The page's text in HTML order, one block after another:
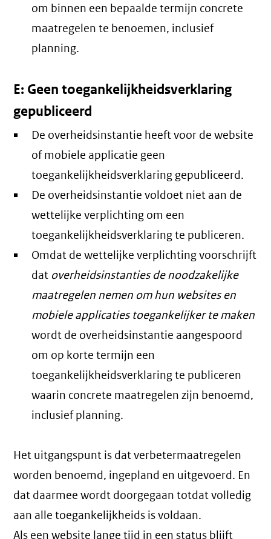
om binnen een bepaalde termijn concrete
maatregelen te benoemen, inclusief
planning.
E: Geen toegankelijkheidsverklaring
gepubliceerd
De overheidsinstantie heeft voor de website
of mobiele applicatie geen
toegankelijkheidsverklaring gepubliceerd.
De overheidsinstantie voldoet niet aan de
wettelijke verplichting om een
toegankelijkheidsverklaring te publiceren.
Omdat de wettelijke verplichting voorschrijft
dat overheidsinstanties de noodzakelijke
maatregelen nemen om hun websites en
mobiele applicaties toegankelijker te maken
wordt de overheidsinstantie aangespoord
om op korte termijn een
toegankelijkheidsverklaring te publiceren
waarin concrete maatregelen zijn benoemd,
inclusief planning.
Het uitgangspunt is dat verbetermaatregelen
worden benoemd, ingepland en uitgevoerd. En
dat daarmee wordt doorgegaan totdat volledig
aan alle toegankelijkheids is voldaan.
Als een website lange tijd in een status blijft